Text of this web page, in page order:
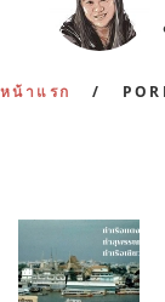
หน้าแรก